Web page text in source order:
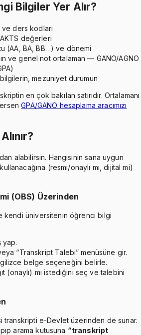
Bilgiler Yer Alır?
ve ders kodları
değerleri
(AA, BA, BB…) ve dönemi
ve genel not ortalaman — GANO/AGNO
mezuniyet durumun
en çok bakılan satırıdır. Ortalamanı
GPA/GANO hesaplama aracımızı
alabilirsin. Hangisinin sana uygun
(resmi/onaylı mı, dijital mi)
(OBS) Üzerinden
kendi üniversitenin öğrenci bilgi
yap.
“Transkript Talebi” menüsüne gir.
belge seçeneğini belirle.
(onaylı) mı istediğini seç ve talebini
transkripti e-Devlet üzerinden de sunar.
arama kutusuna “transkript